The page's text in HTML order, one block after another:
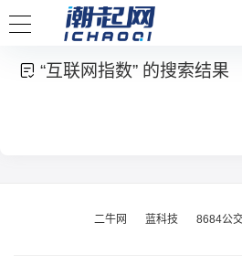
“互联网指数” 的搜索结果
二牛网 蓝科技 8684公